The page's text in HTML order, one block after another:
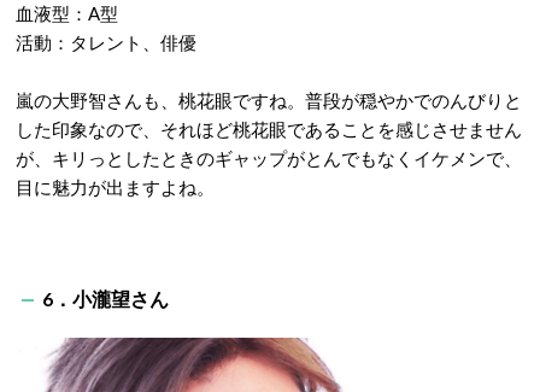
血液型：A型
活動：タレント、俳優
嵐の大野智さんも、桃花眼ですね。普段が穏やかでのんびりと
した印象なので、それほど桃花眼であることを感じさせません
が、キリっとしたときのギャップがとんでもなくイケメンで、
目に魅力が出ますよね。
6．小瀧望さん